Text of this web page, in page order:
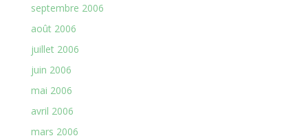
septembre 2006
août 2006
juillet 2006
juin 2006
mai 2006
avril 2006
mars 2006